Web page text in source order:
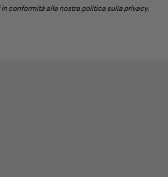
conformità alla nostra politica sulla privacy.